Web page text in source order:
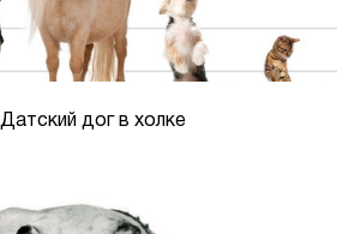
Датский дог в холке